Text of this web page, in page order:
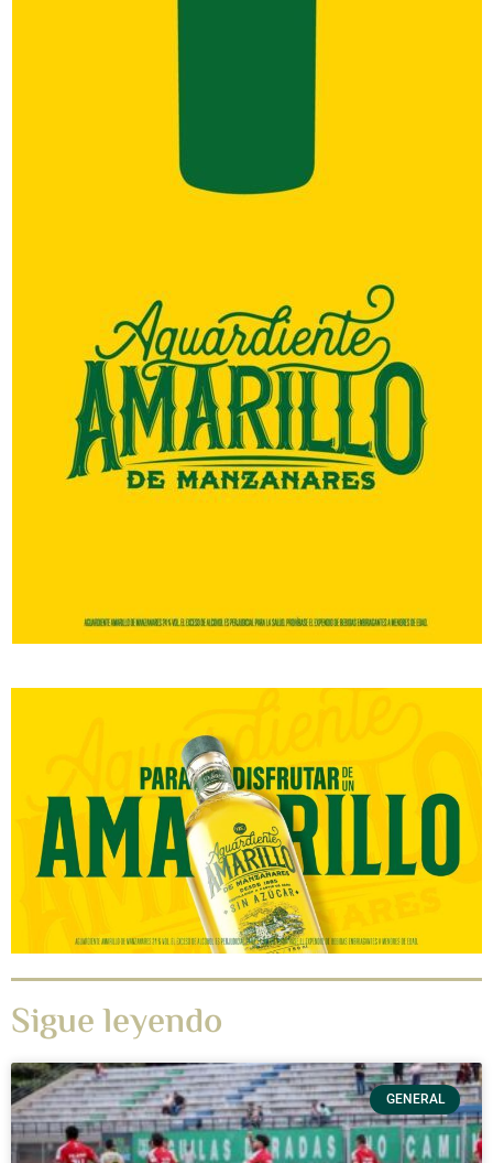
Sigue leyendo
GENERAL